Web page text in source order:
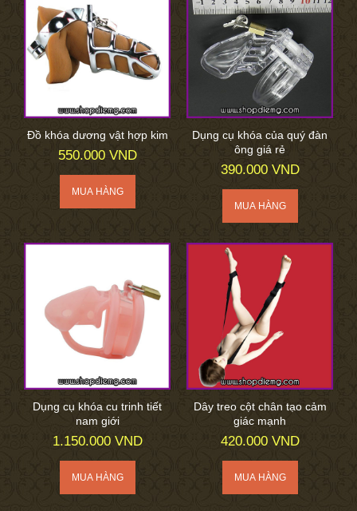
Đồ khóa dương vật hợp kim
550.000 VND
Dụng cụ khóa của quý đàn
ông giá rẻ
390.000 VND
Dụng cụ khóa cu trinh tiết
nam giới
1.150.000 VND
Dây treo cột chân tạo cảm
giác mạnh
420.000 VND